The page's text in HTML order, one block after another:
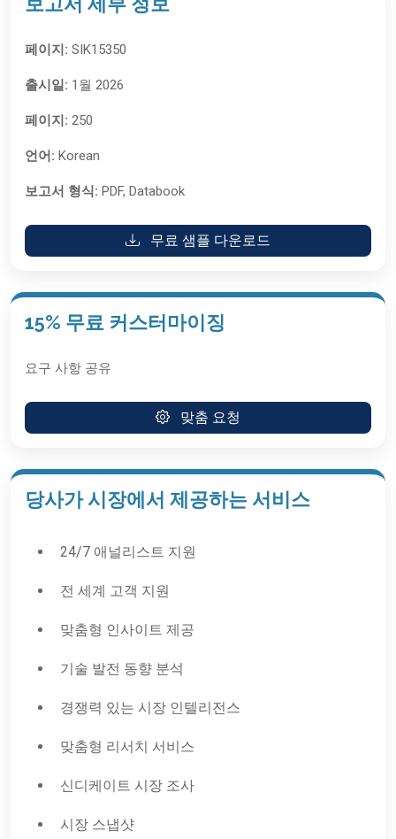
페이지: SIK15350
출시일: 1월 2026
페이지: 250
언어: Korean
보고서 형식: PDF, Databook
무료 샘플 다운로드
15% 무료 커스터마이징
요구 사항 공유
맞춤 요청
당사가 시장에서 제공하는 서비스
24/7 애널리스트 지원
전 세계 고객 지원
맞춤형 인사이트 제공
기술 발전 동향 분석
경쟁력 있는 시장 인텔리전스
맞춤형 리서치 서비스
신디케이트 시장 조사
시장 스냅샷